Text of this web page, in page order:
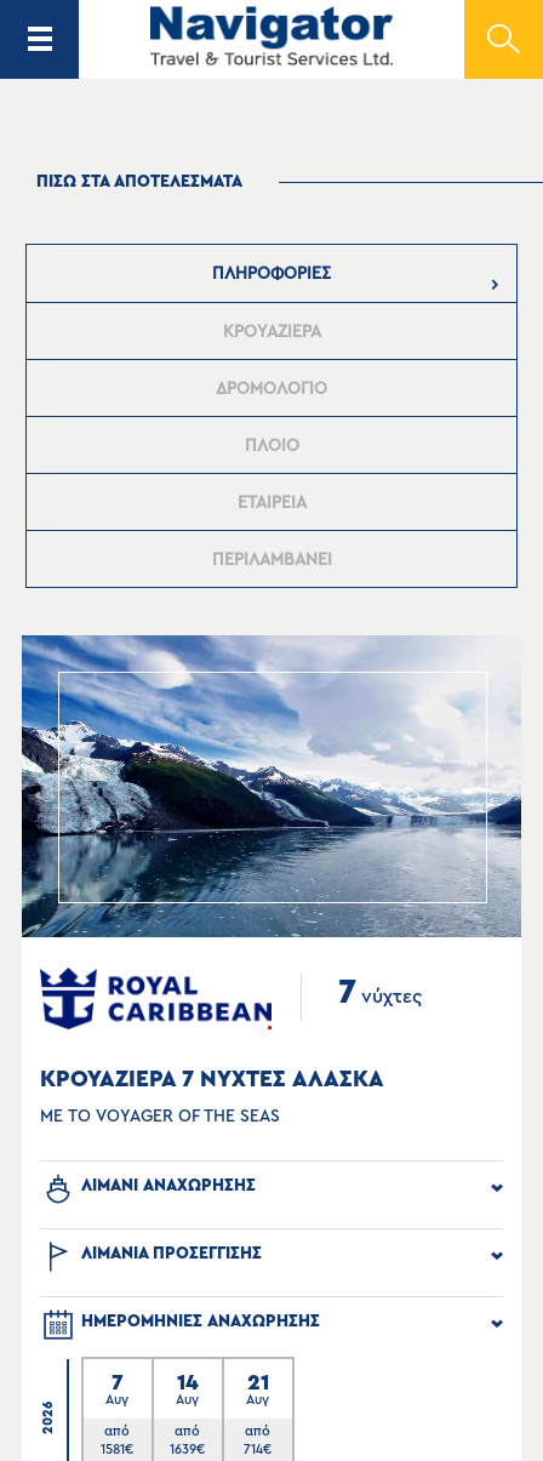
ΠΙΣΩ ΣΤΑ ΑΠΟΤΕΛΕΣΜΑΤΑ
ΠΛΗΡΟΦΟΡΙΕΣ
ΚΡΟΥΑΖΙΕΡΑ
ΔΡΟΜΟΛΟΓΙΟ
ΠΛΟΙΟ
ΕΤΑΙΡΕΙΑ
ΠΕΡΙΛΑΜΒΑΝΕΙ
7 νύχτες
ΚΡΟΥΑΖΙΕΡΑ 7 ΝΥΧΤΕΣ ΑΛΑΣΚΑ
ΜΕ ΤΟ VOYAGER OF THE SEAS
ΛΙΜΑΝΙ ΑΝΑΧΩΡΗΣΗΣ
ΛΙΜΑΝΙΑ ΠΡΟΣΕΓΓΙΣΗΣ
ΗΜΕΡΟΜΗΝΙΕΣ ΑΝΑΧΩΡΗΣΗΣ
2026
7
Αυγ
από
1581€
14
Αυγ
από
1639€
21
Αυγ
από
714€